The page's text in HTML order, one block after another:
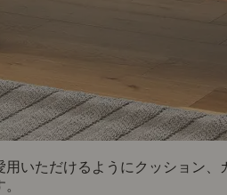
用いただけるようにクッション、